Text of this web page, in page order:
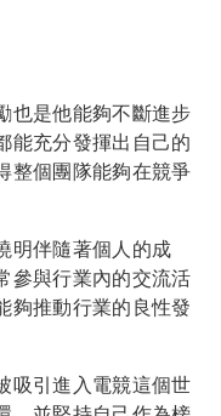
也是他能夠不斷進步
能充分發揮出自己的
整個團隊能夠在競爭
明伴隨著個人的成
參與行業內的交流活
夠推動行業的良性發
吸引進入電競這個世